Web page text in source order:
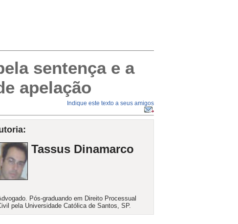
sentença e a
apelação
Indique este texto a seus amigos
Tassus Dinamarco
Pós-graduando em Direito Processual
pela Universidade Católica de Santos, SP.